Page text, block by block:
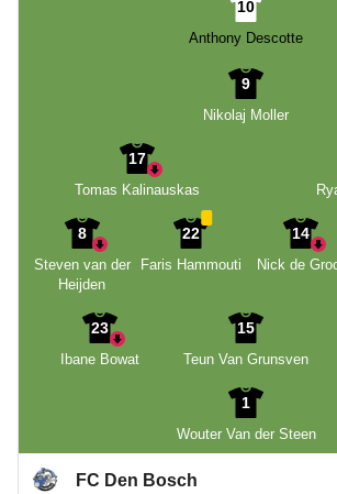
10
Anthony Descotte
9
Nikolaj Moller
17
Tomas Kalinauskas
8
Steven van der
Heijden
22
Faris Hammouti
14
Nick de
23
Ibane Bowat
15
Teun Van Grunsven
1
Wouter Van der Steen
FC Den Bosch